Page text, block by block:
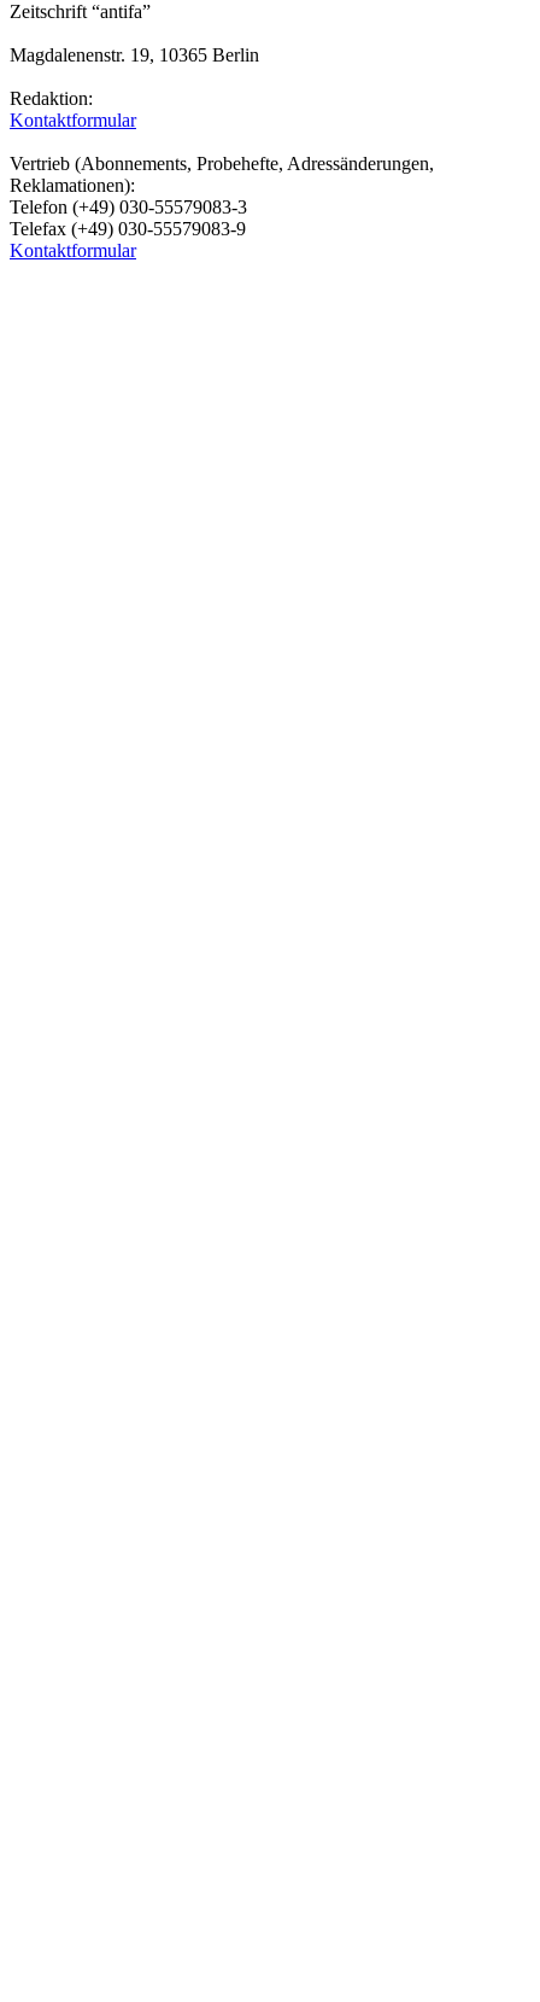
Zeitschrift “antifa”
Magdalenenstr. 19, 10365 Berlin
Redaktion:
Kontaktformular
Vertrieb (Abonnements, Probehefte, Adressänderungen,
Reklamationen):
Telefon (+49) 030-55579083-3
Telefax (+49) 030-55579083-9
Kontaktformular